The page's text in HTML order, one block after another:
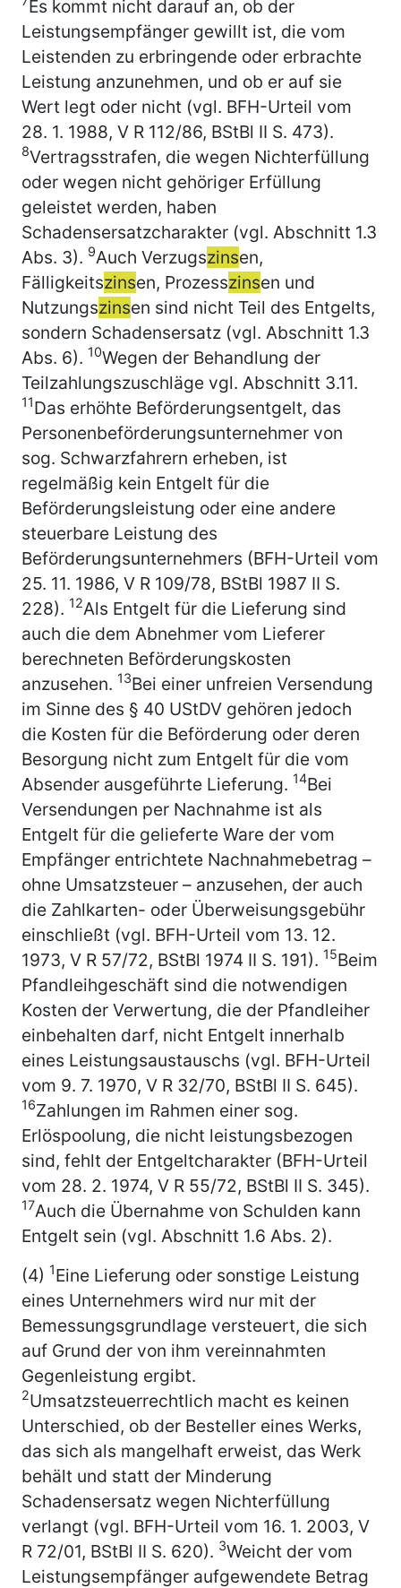
Es kommt nicht darauf an, ob der
Leistungsempfänger gewillt ist, die vom
Leistenden zu erbringende oder erbrachte
Leistung anzunehmen, und ob er auf sie
Wert legt oder nicht (vgl. BFH-Urteil vom
28. 1. 1988, V R 112/86, BStBl II S. 473).
8Vertragsstrafen, die wegen Nichterfüllung
oder wegen nicht gehöriger Erfüllung
geleistet werden, haben
Schadensersatzcharakter (vgl. Abschnitt 1.3
Abs. 3). 9Auch Verzugszinsen,
Fälligkeitszinsen, Prozesszinsen und
Nutzungszinsen sind nicht Teil des Entgelts,
sondern Schadensersatz (vgl. Abschnitt 1.3
Abs. 6). 10Wegen der Behandlung der
Teilzahlungszuschläge vgl. Abschnitt 3.11.
11Das erhöhte Beförderungsentgelt, das
Personenbeförderungsunternehmer von
sog. Schwarzfahrern erheben, ist
regelmäßig kein Entgelt für die
Beförderungsleistung oder eine andere
steuerbare Leistung des
Beförderungsunternehmers (BFH-Urteil vom
25. 11. 1986, V R 109/78, BStBl 1987 II S.
228). 12Als Entgelt für die Lieferung sind
auch die dem Abnehmer vom Lieferer
berechneten Beförderungskosten
anzusehen. 13Bei einer unfreien Versendung
im Sinne des § 40 UStDV gehören jedoch
die Kosten für die Beförderung oder deren
Besorgung nicht zum Entgelt für die vom
Absender ausgeführte Lieferung. 14Bei
Versendungen per Nachnahme ist als
Entgelt für die gelieferte Ware der vom
Empfänger entrichtete Nachnahmebetrag –
ohne Umsatzsteuer – anzusehen, der auch
die Zahlkarten- oder Überweisungsgebühr
einschließt (vgl. BFH-Urteil vom 13. 12.
1973, V R 57/72, BStBl 1974 II S. 191). 15Beim
Pfandleihgeschäft sind die notwendigen
Kosten der Verwertung, die der Pfandleiher
einbehalten darf, nicht Entgelt innerhalb
eines Leistungsaustauschs (vgl. BFH-Urteil
vom 9. 7. 1970, V R 32/70, BStBl II S. 645).
16Zahlungen im Rahmen einer sog.
Erlöspoolung, die nicht leistungsbezogen
sind, fehlt der Entgeltcharakter (BFH-Urteil
vom 28. 2. 1974, V R 55/72, BStBl II S. 345).
17Auch die Übernahme von Schulden kann
Entgelt sein (vgl. Abschnitt 1.6 Abs. 2).
(4) 1Eine Lieferung oder sonstige Leistung
eines Unternehmers wird nur mit der
Bemessungsgrundlage versteuert, die sich
auf Grund der von ihm vereinnahmten
Gegenleistung ergibt.
2Umsatzsteuerrechtlich macht es keinen
Unterschied, ob der Besteller eines Werks,
das sich als mangelhaft erweist, das Werk
behält und statt der Minderung
Schadensersatz wegen Nichterfüllung
verlangt (vgl. BFH-Urteil vom 16. 1. 2003, V
R 72/01, BStBl II S. 620). 3Weicht der vom
Leistungsempfänger aufgewendete Betrag